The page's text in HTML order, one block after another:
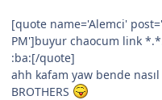
[quote name='Alemci'
PM']buyur chaocum link
:ba:[/quote]
ahh kafam yaw bende
BROTHERS